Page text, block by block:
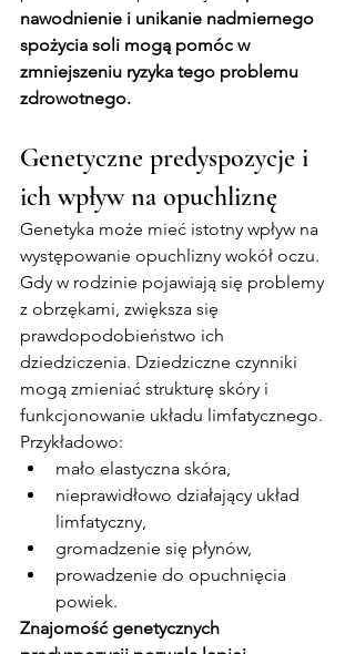
nawodnienie i unikanie nadmiernego
spożycia soli mogą pomóc w
zmniejszeniu ryzyka tego problemu
zdrowotnego.
Genetyczne predyspozycje i
ich wpływ na opuchliznę
Genetyka może mieć istotny wpływ na
występowanie opuchlizny wokół oczu.
Gdy w rodzinie pojawiają się problemy
z obrzękami, zwiększa się
prawdopodobieństwo ich
dziedziczenia. Dziedziczne czynniki
mogą zmieniać strukturę skóry i
funkcjonowanie układu limfatycznego.
Przykładowo:
mało elastyczna skóra,
nieprawidłowo działający układ
limfatyczny,
gromadzenie się płynów,
prowadzenie do opuchnięcia
powiek.
Znajomość genetycznych